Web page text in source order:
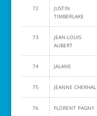
72
JUSTIN
TIMBERLAKE
73
JEAN-LOUIS
AUBERT
74 JALANE
75 JEANNE CHERHAL
76 FLORENT PAGNY